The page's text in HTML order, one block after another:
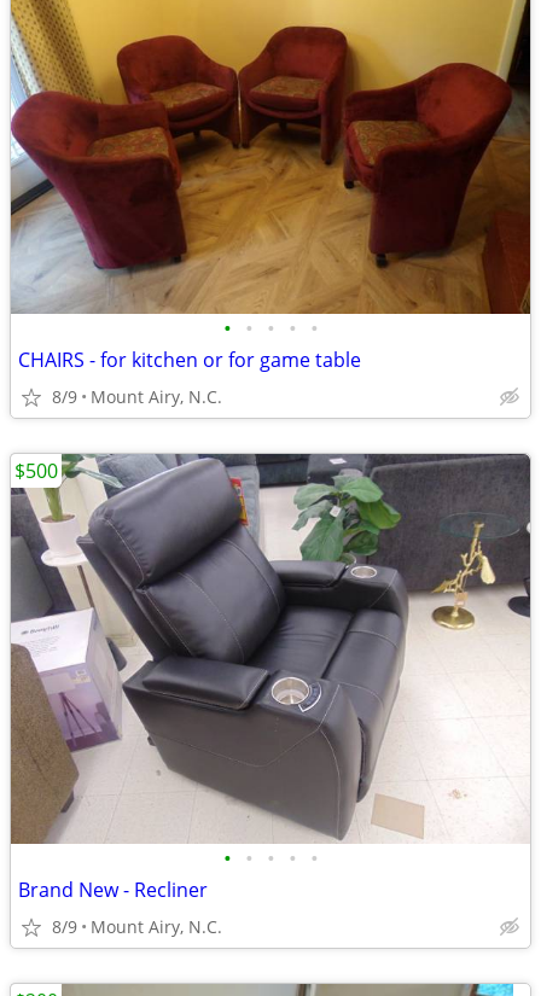
• • • • •
CHAIRS - for kitchen or for game table
8/9 Mount Airy, N.C.
• • • • •
Brand New - Recliner
8/9 Mount Airy, N.C.
$500